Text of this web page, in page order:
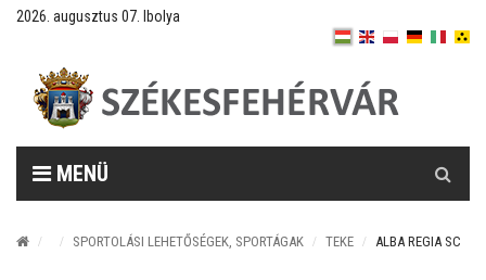
2026. augusztus 07. Ibolya
MENÜ
SPORTOLÁSI LEHETŐSÉGEK, SPORTÁGAK TEKE ALBA REGIA SC